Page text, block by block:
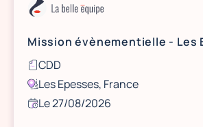
CDD
Les Epesses, France
Le 27/08/2026